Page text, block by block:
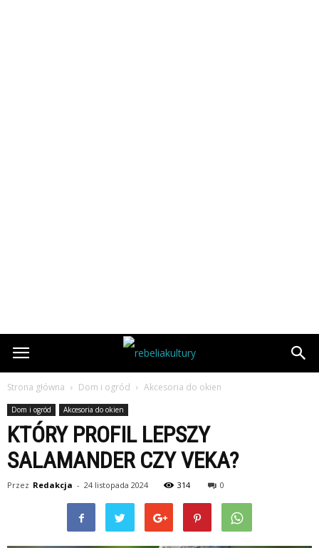
Strona główna Dom i ogród Akcesoria do okien
Dom i ogród Akcesoria do okien
KTÓRY PROFIL LEPSZY
SALAMANDER CZY VEKA?
Przez Redakcja - 24 listopada 2024 314 0